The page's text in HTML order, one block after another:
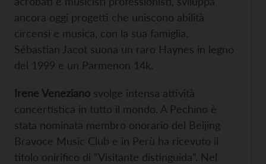
ancora oggi progetti che uniscono abilità
circensi e musica, con la sua famiglia.
Sébastian Jacot suona un raro Haynes in legno
del 1999 e un Parmenon 14k.
Irene Veneziano svolge intensa attività
concertistica in tutto il mondo. A Pechino è
stata nominata membro onorario del Beijing
Bravoce Music Club e in Perù ha ricevuto il
titolo onirifico di “Visitante distinguida”. Nel